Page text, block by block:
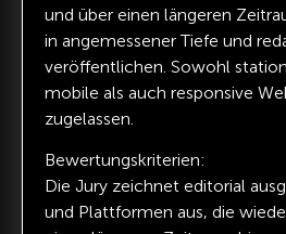
und über einen längeren
in angemessener Tiefe und
veröffentlichen. Sowohl
mobile als auch responsive
zugelassen.
Bewertungskriterien:
Die Jury zeichnet editorial
und Plattformen aus, die